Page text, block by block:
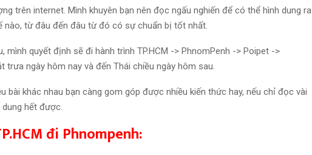
trên internet. Mình khuyên bạn nên đọc ngấu nghiến để có thể hình dung ra
nào, từ đâu đến đâu từ đó có sự chuẩn bị tốt nhất.
mình quyết định sẽ đi hành trình TP.HCM -> PhnomPenh -> Poipet ->
trưa ngày hôm nay và đến Thái chiều ngày hôm sau.
bài khác nhau bạn càng gom góp được nhiều kiến thức hay, nếu chỉ đọc vài
dung hết được.
đi Phnompenh: